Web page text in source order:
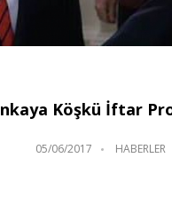
Köşkü İftar
05/06/2017 HABERLER